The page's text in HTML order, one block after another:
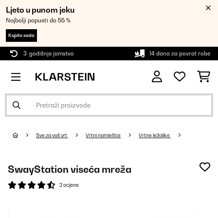
Ljeto u punom jeku
Najbolji popusti do 55 %
Kupite sada
3-godišnje jamstvo 14 dana za povrat robe
Sve za vaš vrt Vrtni namještaj Vrtne ležaljke
SwayStation viseća mreža
2 ocjene